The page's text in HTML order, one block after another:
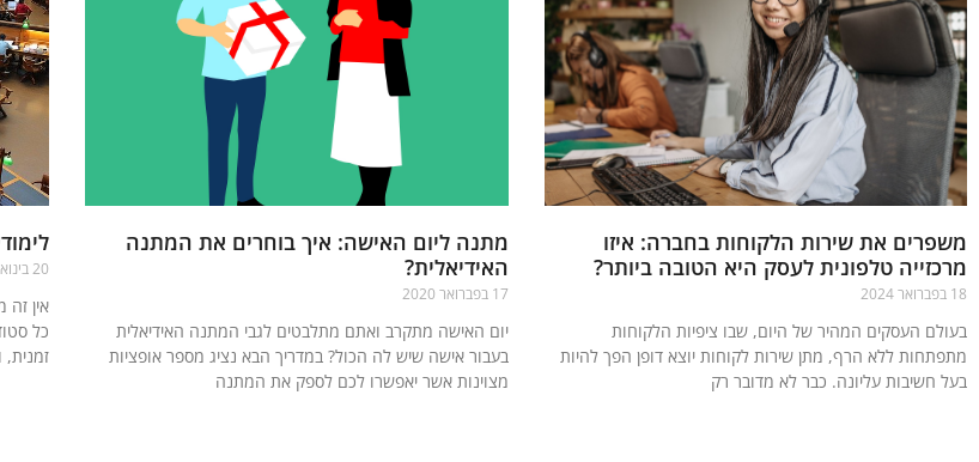
משפרים את שירות הלקוחות בחברה: איזו
מרכזייה טלפונית לעסק היא הטובה ביותר?
18 בפברואר 2024
בעולם העסקים המהיר של היום, שבו ציפיות הלקוחות
מתפתחות ללא הרף, מתן שירות לקוחות יוצא דופן הפך להיות
בעל חשיבות עליונה. כבר לא מדובר רק
מתנה ליום האישה: איך בוחרים את המתנה
האידיאלית?
17 בפברואר 2020
יום האישה מתקרב ואתם מתלבטים לגבי המתנה האידיאלית
בעבור אישה שיש לה הכול? במדריך הבא נציג מספר אופציות
מצוינות אשר יאפשרו לכם לספק את המתנה
20 בינואר 2020
אין
כל
זמנית,